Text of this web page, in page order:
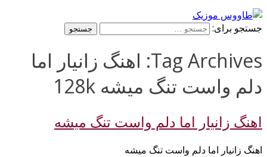
جستجو برای:
Tag Archives: اهنگ زانیار اما
دلم واست تنگ میشه 128k
اهنگ زانیار اما دلم واست تنگ میشه
اهنگ زانیار اما دلم واست تنگ میشه